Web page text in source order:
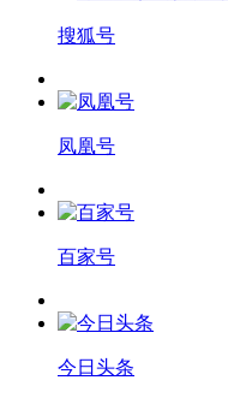
搜狐号
凤凰号
百家号
今日头条